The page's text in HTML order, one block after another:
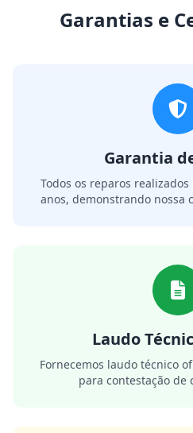
Garantias e
Garantia
Todos os reparos
anos, demonstrando nossa
Laudo
Fornecemos laudo técnico
para contestação de